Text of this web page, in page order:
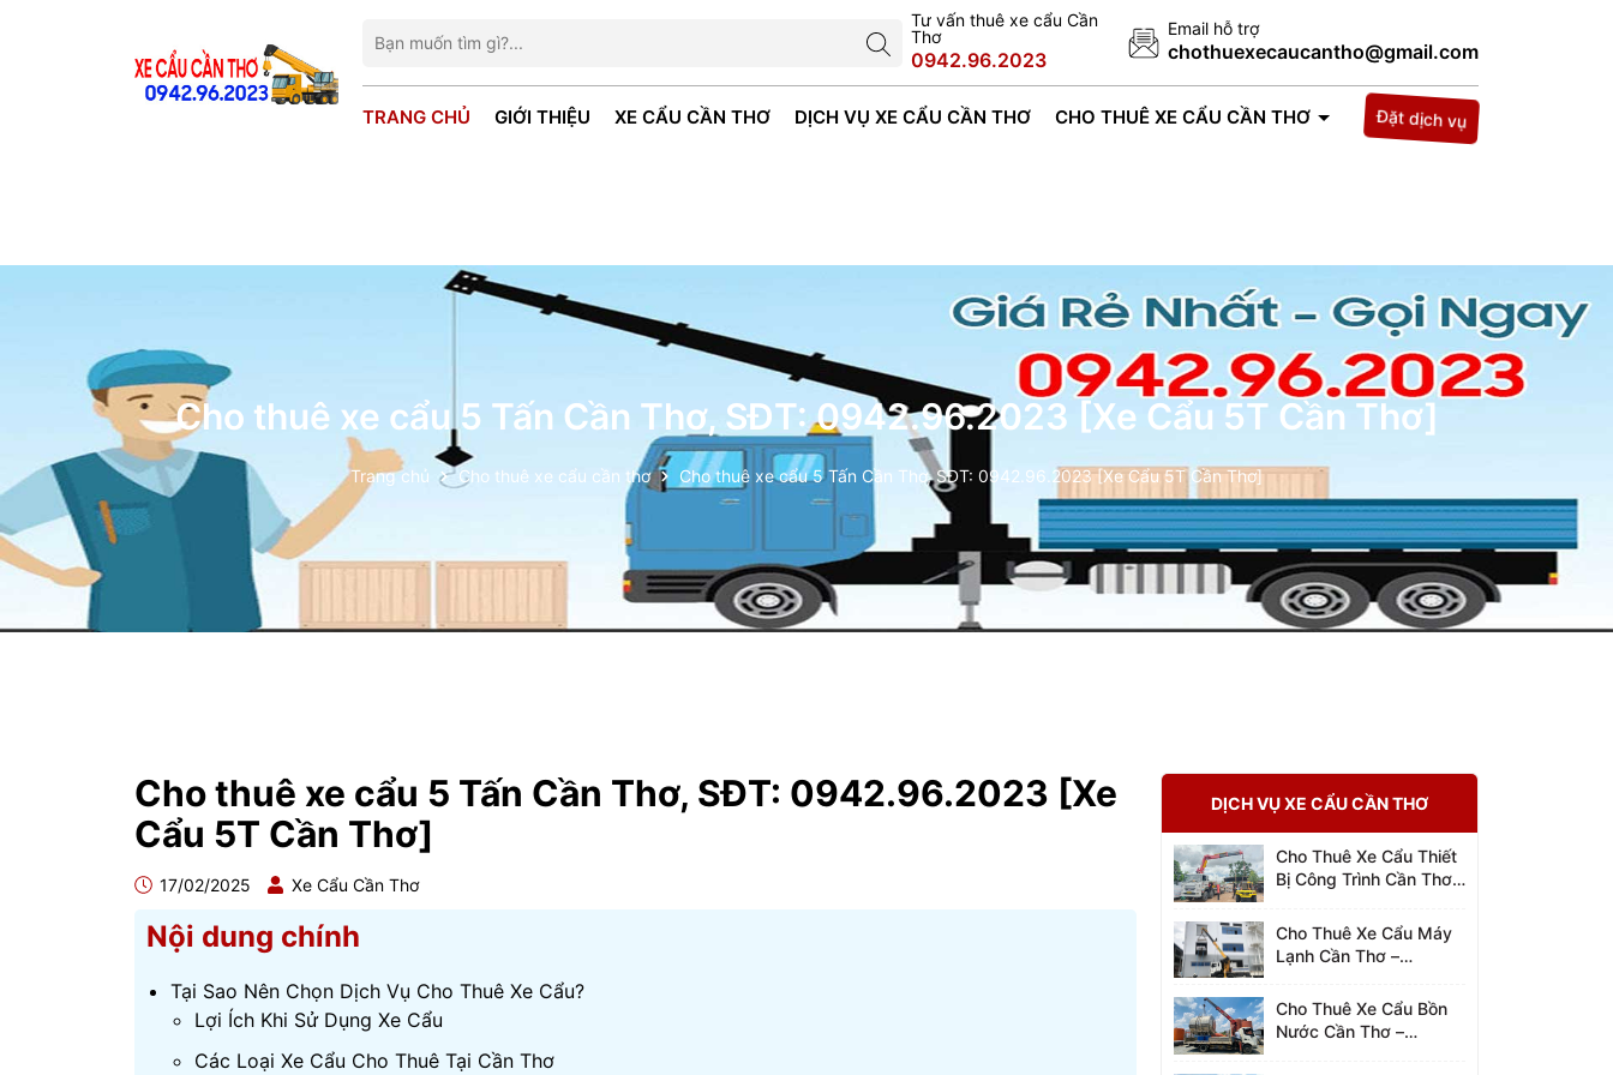
Tư vấn thuê xe cẩu Cần
Thơ
0942.96.2023
Email hỗ trợ
chothuexecaucantho@gmail.com
TRANG CHỦ GIỚI THIỆU XE CẨU CẦN THƠ DỊCH VỤ XE CẨU CẦN THƠ CHO THUÊ XE CẨU CẦN THƠ TIN TỨC LIÊN HỆ
Đặt dịch vụ
Cho thuê xe cẩu 5 Tấn Cần Thơ, SĐT: 0942.96.2023 [Xe Cẩu 5T Cần Thơ]
Trang chủ Cho thuê xe cẩu cần thơ Cho thuê xe cẩu 5 Tấn Cần Thơ, SĐT: 0942.96.2023 [Xe Cẩu 5T Cần Thơ]
Cho thuê xe cẩu 5 Tấn Cần Thơ, SĐT: 0942.96.2023 [Xe
Cẩu 5T Cần Thơ]
17/02/2025 Xe Cẩu Cần Thơ
Nội dung chính
Tại Sao Nên Chọn Dịch Vụ Cho Thuê Xe Cẩu?
Lợi Ích Khi Sử Dụng Xe Cẩu
Các Loại Xe Cẩu Cho Thuê Tại Cần Thơ
DỊCH VỤ XE CẨU CẦN THƠ
Cho Thuê Xe Cẩu Thiết
Bị Công Trình Cần Thơ –
Cho Thuê Xe Cẩu Máy
Lạnh Cần Thơ –
Cho Thuê Xe Cẩu Bồn
Nước Cần Thơ –